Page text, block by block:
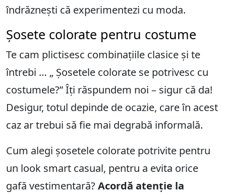
îndrăznești că experimentezi cu moda.
Șosete colorate pentru costume
Te cam plictisesc combinațiile clasice și te
întrebi … „ Șosetele colorate se potrivesc cu
costumele?” Îți răspundem noi – sigur că da!
Desigur, totul depinde de ocazie, care în acest
caz ar trebui să fie mai degrabă informală.
Cum alegi șosetele colorate potrivite pentru
un look smart casual, pentru a evita orice
gafă vestimentară?Acordă atenție la